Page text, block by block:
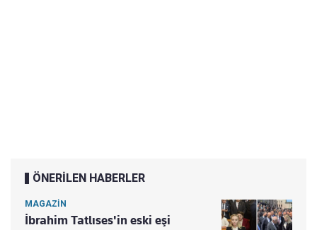
ÖNERİLEN HABERLER
MAGAZİN
İbrahim Tatlıses'in eski eşi